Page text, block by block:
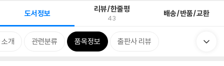
도서정보 리뷰/한줄평
43 배송/반품/교환
개 관련분류 품목정보 출판사 리뷰